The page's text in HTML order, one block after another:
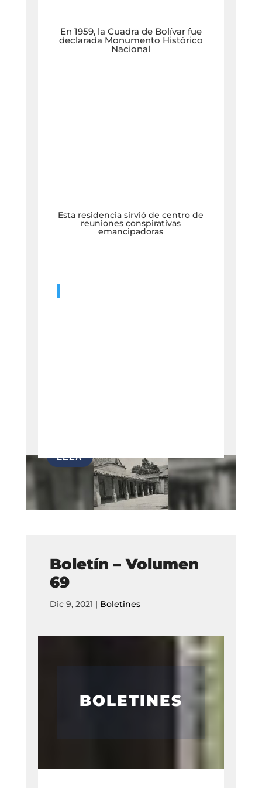
En 1959, la Cuadra de Bolívar fue
declarada Monumento Histórico
Nacional
Esta residencia sirvió de centro de
reuniones conspirativas
emancipadoras
Boletín – Volumen
69
Dic 9, 2021 | Boletines
BOLETINES